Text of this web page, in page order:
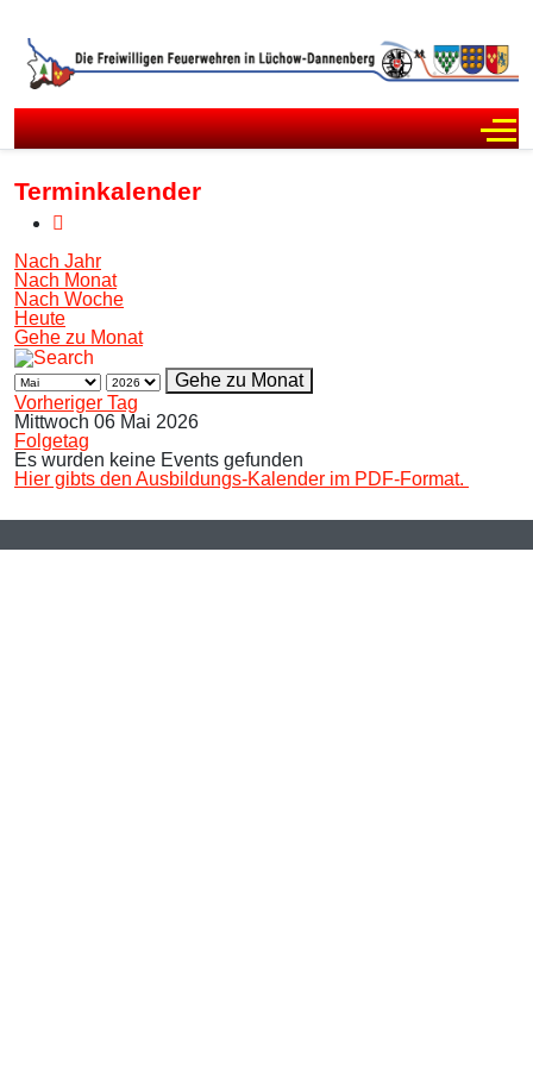
Terminkalender
Nach Jahr
Nach Monat
Nach Woche
Heute
Gehe zu Monat
Gehe zu Monat
Vorheriger Tag
Mittwoch 06 Mai 2026
Folgetag
Es wurden keine Events gefunden
Hier gibts den Ausbildungs-Kalender im PDF-Format.